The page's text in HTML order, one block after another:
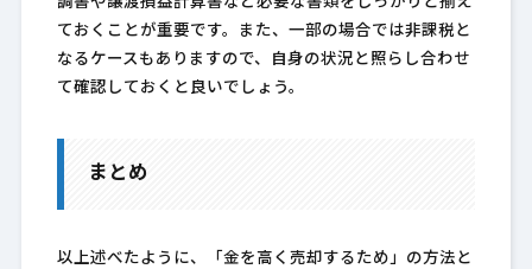
調書や譲渡損益計算書など必要な書類をしっかりと揃え
ておくことが重要です。また、一部の場合では非課税と
なるケースもありますので、自身の状況と照らし合わせ
て確認しておくと良いでしょう。
まとめ
以上述べたように、「金を高く売却するため」の方法と